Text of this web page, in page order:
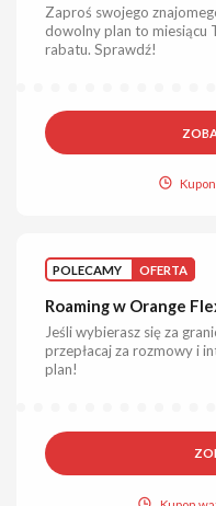
Zaproś swojego
dowolny plan to miesiącu
rabatu. Sprawdź!
POLECAMY OFERTA
Roaming w Orange
Jeśli wybierasz się za
przepłacaj za rozmowy i
plan!